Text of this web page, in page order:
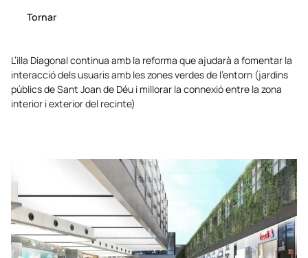
Tornar
L’illa Diagonal continua amb la reforma que ajudarà a fomentar la
interacció dels usuaris amb les zones verdes de l’entorn (jardins
públics de Sant Joan de Déu i millorar la connexió entre la zona
interior i exterior del recinte)